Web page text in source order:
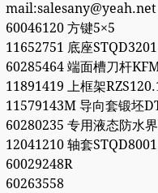
mail:salesany@yeah.net
60046120 方键5×5
11652751 底座
60285464 端面槽刀杆
11891419 上框架
11579143M 导向套锻坯
60280235 专用液态防水
12041210 轴套
60029248R
60263558